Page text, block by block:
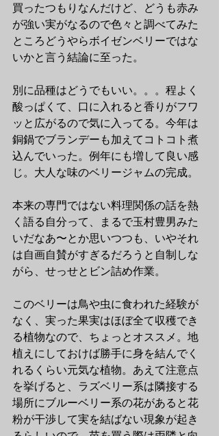
買ったつもりなんだけど、どうも赤み
が強い実がなるので色々と調べてみた
ところどうやらボイゼンベリーではな
いかと言う結論に至った。
別に品種はどうでもいい。。。程よく
酸っぱくて、口に入れると香りがフワ
ッと広がるので気に入ってる。今年は
銅鍋でブランデーも加えてコトコト煮
込んでいった。例年にも増して良い感
じ。大人な味のベリージャムの完成。
本来の専門ではない料理関係の話を熱
く語る自分って、まるで玉村豊男みた
いだなあ〜とか思いつつも、いやそれ
は自画自賛がすぎるだろうと自制しな
がら、せっせとビン詰め作業。
このベリーは鳥や虫に食われた経験が
なく、実った果実はほぼ全て収穫でき
る植物なので、ちょっとオススメ。地
植えにしておけば勝手に身を結んでく
れるくらい元気な植物。あえて注意点
を挙げると、ラズベリー系は隣接する
場所にブルーベリー系の花があると花
粉が干渉して実を結ばない現象が起き